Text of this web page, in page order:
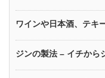
ワインや日本酒、テキ
ジンの製法 – イチから